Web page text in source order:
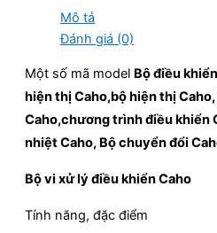
Mô tả
Đánh giá (0)
Một số mã model Bộ điều
hiện thị Caho,bộ hiện thị
Caho,chương trình điều khiển
nhiệt Caho, Bộ chuyển đổi
Bộ vi xử lý điều khiển Caho
Tính năng, đặc điểm